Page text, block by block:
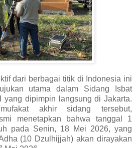
dari berbagai titik di Indonesia ini
utama dalam Sidang Isbat
yang dipimpin langsung di Jakarta.
akhir sidang tersebut,
menetapkan bahwa tanggal 1
pada Senin, 18 Mei 2026, yang
(10 Dzulhijjah) akan dirayakan